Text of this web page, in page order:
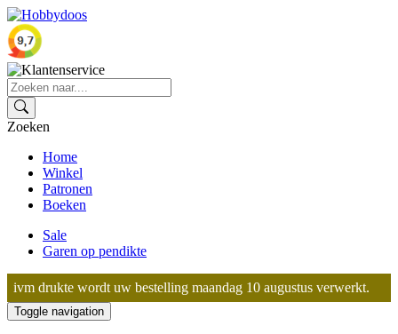
Zoeken
Home
Winkel
Patronen
Boeken
Sale
Garen op pendikte
ivm drukte wordt uw bestelling maandag 10 augustus verwerkt.
Toggle navigation